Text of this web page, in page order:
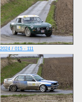
2024 / 015 - 111